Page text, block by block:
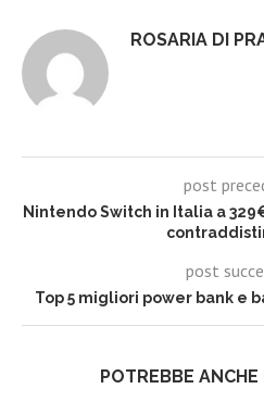
ROSARIA DI
post
Nintendo Switch in Italia a
post
Top 5 migliori power bank e
POTREBBE